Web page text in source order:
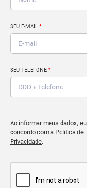
SEU E-MAIL *
SEU TELEFONE *
Ao informar meus dados, eu
concordo com a Política de
Privacidade.